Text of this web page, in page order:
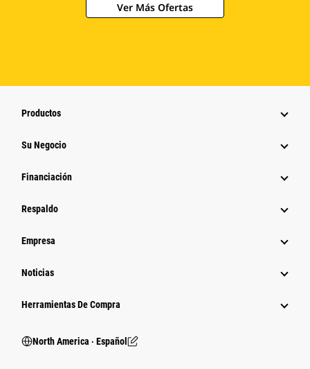
Ver Más Ofertas
Productos
Su Negocio
Financiación
Respaldo
Empresa
Noticias
Herramientas De Compra
North America ‧ Español